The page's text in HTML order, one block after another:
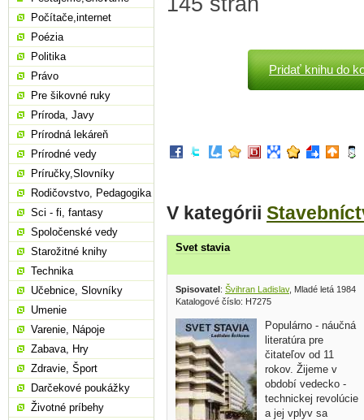
Pridať knihu do
V kategórii
Svet stavia
Spisovatel: Švihran Ladislav, Mladé letá 1984
Katalogové číslo: H7275
Populárno - náučná
literatúra pre
čitateľov od 11
rokov. Žijeme v
období vedecko -
technickej revolúcie
a jej vplyv sa
Počítače,internet
Poézia
Politika
Právo
Pre šikovné ruky
Príroda, Javy
Prírodná lekáreň
Prírodné vedy
Príručky,Slovníky
Rodičovstvo, Pedagogika
Sci - fi, fantasy
Spoločenské vedy
Starožitné knihy
Technika
Učebnice, Slovníky
Umenie
Varenie, Nápoje
Zabava, Hry
Zdravie, Šport
Darčekové poukážky
Životné príbehy